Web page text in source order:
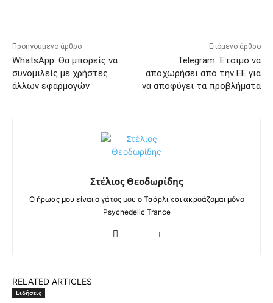
Προηγούμενο άρθρο
WhatsApp: Θα μπορείς να
συνομιλείς με χρήστες
άλλων εφαρμογών
Επόμενο άρθρο
Telegram: Έτοιμο να
αποχωρήσει από την ΕΕ για
να αποφύγει τα προβλήματα
Στέλιος Θεοδωρίδης
Ο ήρωας μου είναι ο γάτος μου ο Τσάρλι και ακροάζομαι μόνο
Psychedelic Trance
RELATED ARTICLES
Ειδήσεις